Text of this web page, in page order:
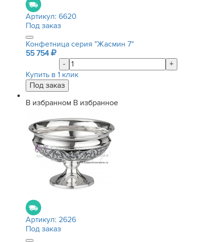
Артикул: 6620
Под заказ
Конфетница серия "Жасмин 7"
55 754
-
+
Купить в 1 клик
В избранном В избранное
Артикул: 2626
Под заказ